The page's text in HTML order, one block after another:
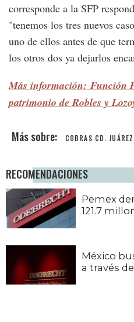
corresponde a la SFP
"tenemos los tres nuevos
uno de ellos antes de que
los otros dos ya dejarlos
Más información: Función
patrimonio de Robles y
COBRAS CD. JUÁREZ
RECOMENDACIONES
Pemex
121.7
México
a través